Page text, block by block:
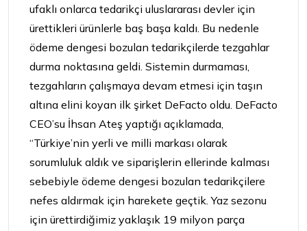
ufaklı onlarca tedarikçi uluslararası devler için
ürettikleri ürünlerle baş başa kaldı. Bu nedenle
ödeme dengesi bozulan tedarikçilerde tezgahlar
durma noktasına geldi. Sistemin durmaması,
tezgahların çalışmaya devam etmesi için taşın
altına elini koyan ilk şirket DeFacto oldu. DeFacto
CEO’su İhsan Ateş yaptığı açıklamada,
“Türkiye’nin yerli ve milli markası olarak
sorumluluk aldık ve siparişlerin ellerinde kalması
sebebiyle ödeme dengesi bozulan tedarikçilere
nefes aldırmak için harekete geçtik. Yaz sezonu
için ürettirdiğimiz yaklaşık 19 milyon parça